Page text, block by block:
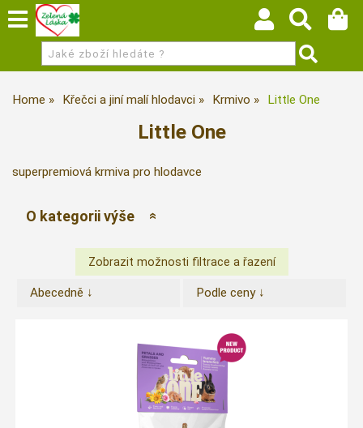
Home Křečci a jiní malí hlodavci Krmivo Little One
Little One
superpremiová krmiva pro hlodavce
O kategorii výše
Abecedně ↓ Podle ceny ↓